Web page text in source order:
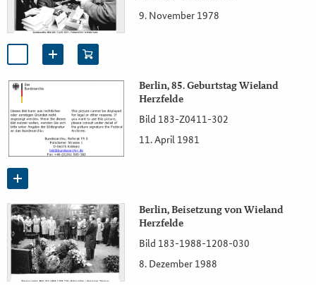
9. November 1978
Berlin, 85. Geburtstag Wieland
Herzfelde
Bild 183-Z0411-302
11. April 1981
Berlin, Beisetzung von Wieland
Herzfelde
Bild 183-1988-1208-030
8. Dezember 1988